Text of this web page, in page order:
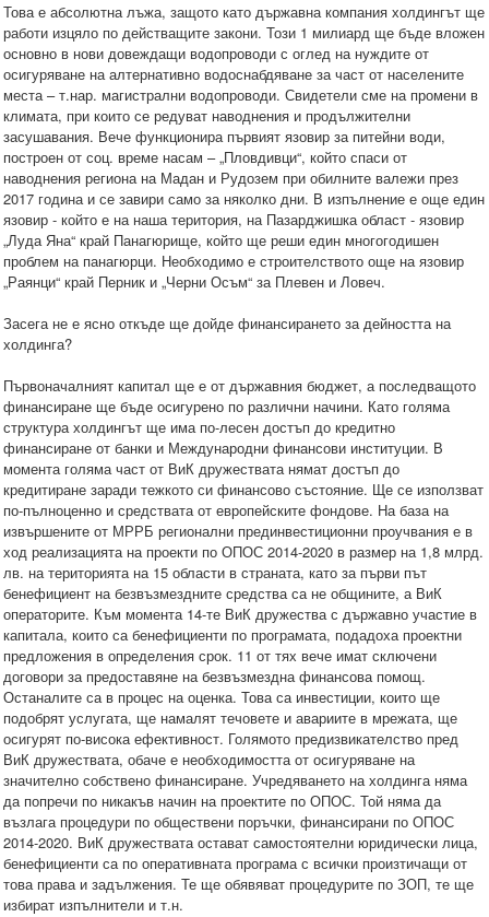
Това е абсолютна лъжа, защото като държавна компания холдингът ще
работи изцяло по действащите закони. Този 1 милиард ще бъде вложен
основно в нови довеждащи водопроводи с оглед на нуждите от
осигуряване на алтернативно водоснабдяване за част от населените
места – т.нар. магистрални водопроводи. Свидетели сме на промени в
климата, при които се редуват наводнения и продължителни
засушавания. Вече функционира първият язовир за питейни води,
построен от соц. време насам – „Пловдивци“, който спаси от
наводнения региона на Мадан и Рудозем при обилните валежи през
2017 година и се завири само за няколко дни. В изпълнение е още един
язовир - който е на наша територия, на Пазарджишка област - язовир
„Луда Яна“ край Панагюрище, който ще реши един многогодишен
проблем на панагюрци. Необходимо е строителството още на язовир
„Раянци“ край Перник и „Черни Осъм“ за Плевен и Ловеч.
Засега не е ясно откъде ще дойде финансирането за дейността на
холдинга?
Първоначалният капитал ще е от държавния бюджет, а последващото
финансиране ще бъде осигурено по различни начини. Като голяма
структура холдингът ще има по-лесен достъп до кредитно
финансиране от банки и Международни финансови институции. В
момента голяма част от ВиК дружествата нямат достъп до
кредитиране заради тежкото си финансово състояние. Ще се използват
по-пълноценно и средствата от европейските фондове. На база на
извършените от МРРБ регионални прединвестиционни проучвания е в
ход реализацията на проекти по ОПОС 2014-2020 в размер на 1,8 млрд.
лв. на територията на 15 области в страната, като за първи път
бенефициент на безвъзмездните средства са не общините, а ВиК
операторите. Към момента 14-те ВиК дружества с държавно участие в
капитала, които са бенефициенти по програмата, подадоха проектни
предложения в определения срок. 11 от тях вече имат сключени
договори за предоставяне на безвъзмездна финансова помощ.
Останалите са в процес на оценка. Това са инвестиции, които ще
подобрят услугата, ще намалят течовете и авариите в мрежата, ще
осигурят по-висока ефективност. Голямото предизвикателство пред
ВиК дружествата, обаче е необходимостта от осигуряване на
значително собствено финансиране. Учредяването на холдинга няма
да попречи по никакъв начин на проектите по ОПОС. Той няма да
възлага процедури по обществени поръчки, финансирани по ОПОС
2014-2020. ВиК дружествата остават самостоятелни юридически лица,
бенефициенти са по оперативната програма с всички произтичащи от
това права и задължения. Те ще обявяват процедурите по ЗОП, те ще
избират изпълнители и т.н.